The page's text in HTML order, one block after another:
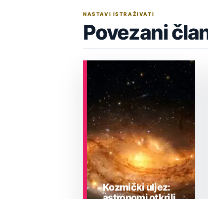
NASTAVI ISTRAŽIVATI
Povezani
Kozmički uljez: